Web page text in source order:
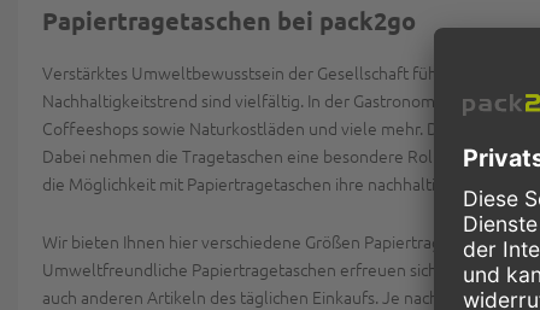
Papiertragetaschen bei pack2go
Verstärktes Umweltbewusstsein der Gesellschaft führt
Nachhaltigkeitstrend sind vielfältig. In der Gastronomie hat sich
Coffeeshops sowie Naturkostläden und viele mehr. Die
Dabei nehmen die Tragetaschen eine besondere Rolle ein. Der
die Möglichkeit mit Papiertragetaschen ihre nachhaltige
Wir bieten Ihnen hier verschiedene Größen Papiertragetaschen
Umweltfreundliche Papiertragetaschen erfreuen sich dabei
auch anderen Artikeln des täglichen Einkaufs. Je nach Größe